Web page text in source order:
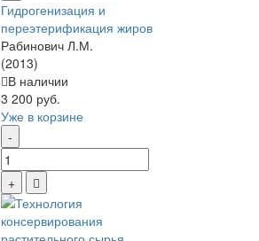
Гидрогенизация и
переэтерификация жиров
Рабинович Л.М.
(2013)
В наличии
3 200 руб.
Уже в корзине